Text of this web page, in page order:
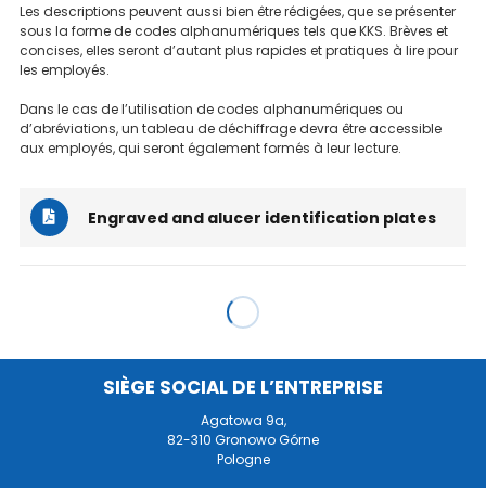
Les descriptions peuvent aussi bien être rédigées, que se présenter
sous la forme de codes alphanumériques tels que KKS. Brèves et
concises, elles seront d’autant plus rapides et pratiques à lire pour
les employés.
Dans le cas de l’utilisation de codes alphanumériques ou
d’abréviations, un tableau de déchiffrage devra être accessible
aux employés, qui seront également formés à leur lecture.
Engraved and alucer identification plates
SIÈGE SOCIAL DE L’ENTREPRISE
Agatowa 9a,
82-310 Gronowo Górne
Pologne